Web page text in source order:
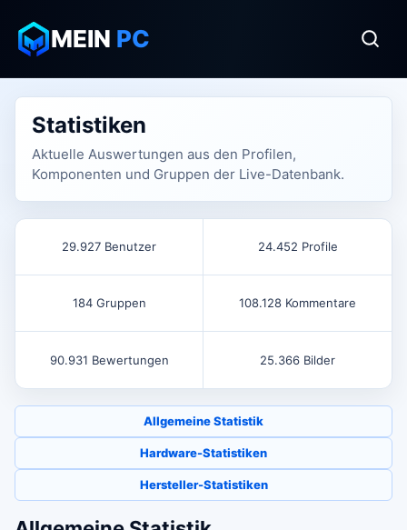
MEIN PC
Statistiken
Aktuelle Auswertungen aus den Profilen,
Komponenten und Gruppen der Live-Datenbank.
29.927 Benutzer 24.452 Profile
184 Gruppen 108.128 Kommentare
90.931 Bewertungen 25.366 Bilder
Allgemeine Statistik
Hardware-Statistiken
Hersteller-Statistiken